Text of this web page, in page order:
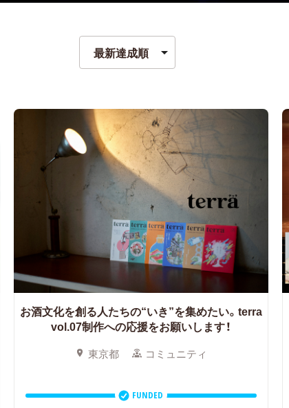
お酒文化を創る人たちの“いき”を集めたい。 terra
vol.07制作への応援をお願いします！
東京都 コミュニティ
FUNDED